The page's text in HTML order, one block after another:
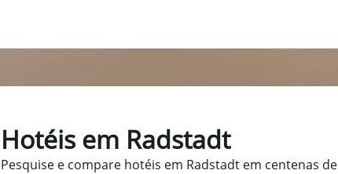
Hotéis em Radstadt
Pesquise e compare hotéis em Radstadt em centenas de